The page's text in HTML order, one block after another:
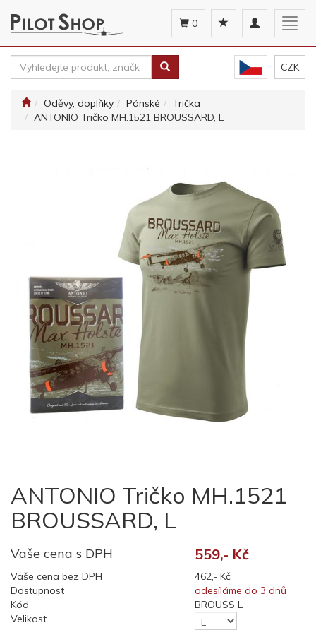
Toggle
navigation
0
CZK
Oděvy, doplňky Pánské
Trička
ANTONIO Tričko MH.1521 BROUSSARD, L
ANTONIO Tričko MH.1521
BROUSSARD, L
Vaše cena s DPH 559,- Kč
Vaše cena bez DPH
462,- Kč
Dostupnost
odesíláme do 3 dnů
Kód
BROUSS L
Velikost